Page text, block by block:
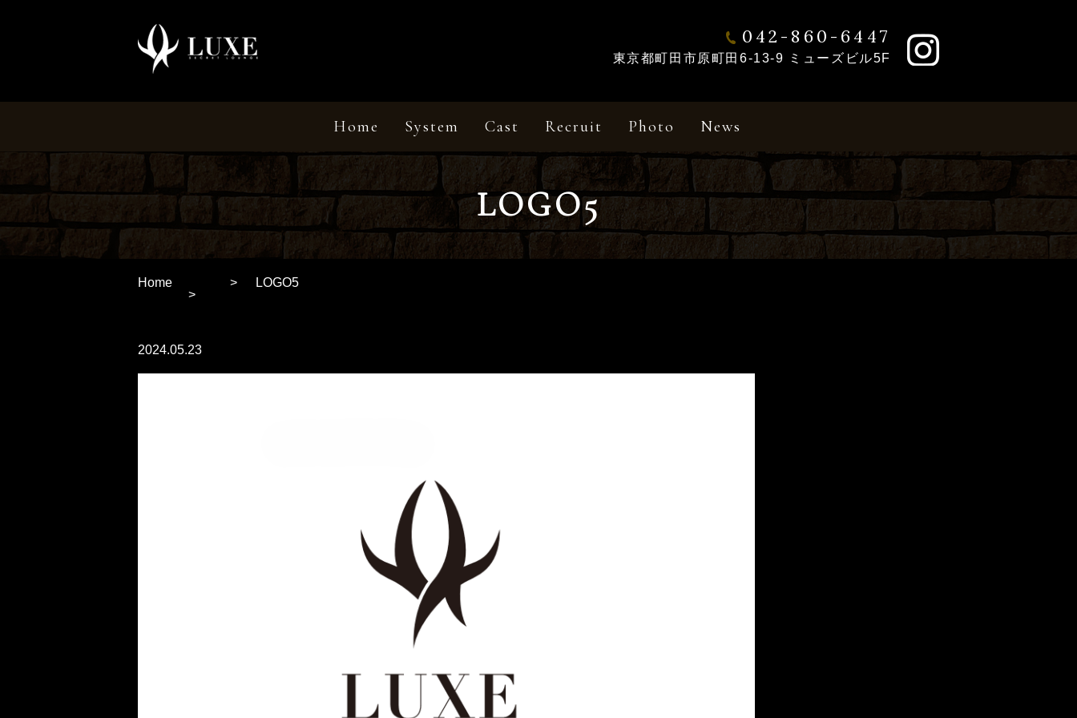
042-860-6447
東京都町田市原町田6-13-9 ミューズビル5F
Home System Cast Recruit Photo News
LOGO5
Home LOGO5
2024.05.23